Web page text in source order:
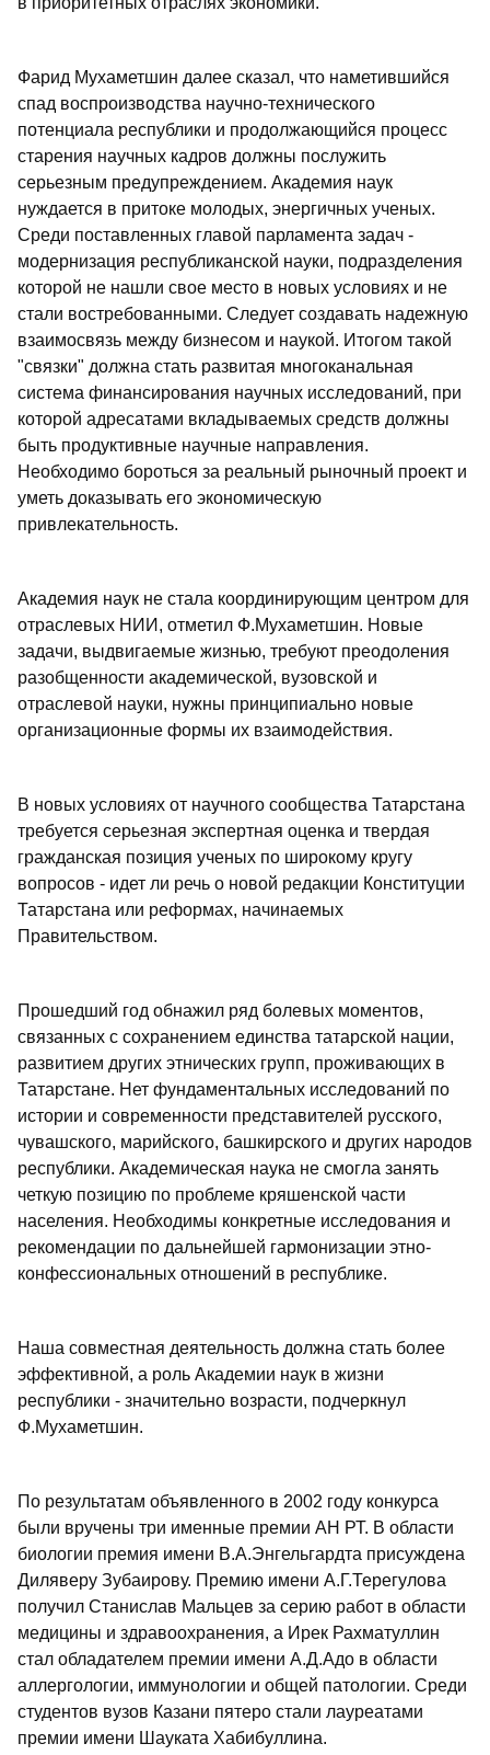
Фарид Мухаметшин далее сказал, что наметившийся
спад воспроизводства научно-технического
потенциала республики и продолжающийся процесс
старения научных кадров должны послужить
серьезным предупреждением. Академия наук
нуждается в притоке молодых, энергичных ученых.
Среди поставленных главой парламента задач -
модернизация республиканской науки, подразделения
которой не нашли свое место в новых условиях и не
стали востребованными. Следует создавать надежную
взаимосвязь между бизнесом и наукой. Итогом такой
"связки" должна стать развитая многоканальная
система финансирования научных исследований, при
которой адресатами вкладываемых средств должны
быть продуктивные научные направления.
Необходимо бороться за реальный рыночный проект и
уметь доказывать его экономическую
привлекательность.
Академия наук не стала координирующим центром для
отраслевых НИИ, отметил Ф.Мухаметшин. Новые
задачи, выдвигаемые жизнью, требуют преодоления
разобщенности академической, вузовской и
отраслевой науки, нужны принципиально новые
организационные формы их взаимодействия.
В новых условиях от научного сообщества Татарстана
требуется серьезная экспертная оценка и твердая
гражданская позиция ученых по широкому кругу
вопросов - идет ли речь о новой редакции Конституции
Татарстана или реформах, начинаемых
Правительством.
Прошедший год обнажил ряд болевых моментов,
связанных с сохранением единства татарской нации,
развитием других этнических групп, проживающих в
Татарстане. Нет фундаментальных исследований по
истории и современности представителей русского,
чувашского, марийского, башкирского и других народов
республики. Академическая наука не смогла занять
четкую позицию по проблеме кряшенской части
населения. Необходимы конкретные исследования и
рекомендации по дальнейшей гармонизации этно-
конфессиональных отношений в республике.
Наша совместная деятельность должна стать более
эффективной, а роль Академии наук в жизни
республики - значительно возрасти, подчеркнул
Ф.Мухаметшин.
По результатам объявленного в 2002 году конкурса
были вручены три именные премии АН РТ. В области
биологии премия имени В.А.Энгельгардта присуждена
Диляверу Зубаирову. Премию имени А.Г.Терегулова
получил Станислав Мальцев за серию работ в области
медицины и здравоохранения, а Ирек Рахматуллин
стал обладателем премии имени А.Д.Адо в области
аллергологии, иммунологии и общей патологии. Среди
студентов вузов Казани пятеро стали лауреатами
премии имени Шауката Хабибуллина.